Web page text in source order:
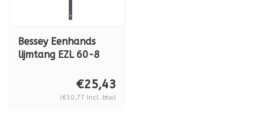
Bessey Eenhands
lijmtang EZL 60-8
€25,43
(€30,77 Incl. btw)